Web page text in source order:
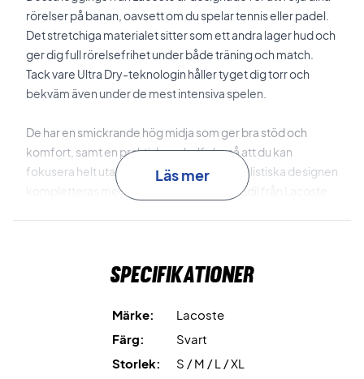
rörelser på banan, oavsett om du spelar tennis eller padel.
Det stretchiga materialet sitter som ett andra lager hud och
ger dig full rörelsefrihet under både träning och match.
Tack vare Ultra Dry-teknologin håller tyget dig torr och
bekväm även under de mest intensiva spelen.
De har en smickrande hög midja som ger bra stöd och
komfort, samt en praktisk nyckelficka så att du kan
fokusera helt utan bekymmer. Den minimalistiska designen
kompletteras med en diskret silikonkrokodil från Lacoste
Material: 82% återvunnen polyester, 18% elastan.
Läs mer
Specifikationer
Märke:
Lacoste
Färg:
Svart
Storlek:
S / M / L / XL